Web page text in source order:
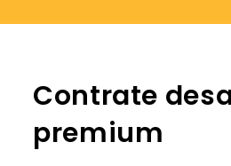
Contrate
premium